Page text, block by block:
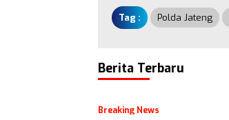
Tag : Polda Jateng
Berita Terbaru
Breaking News